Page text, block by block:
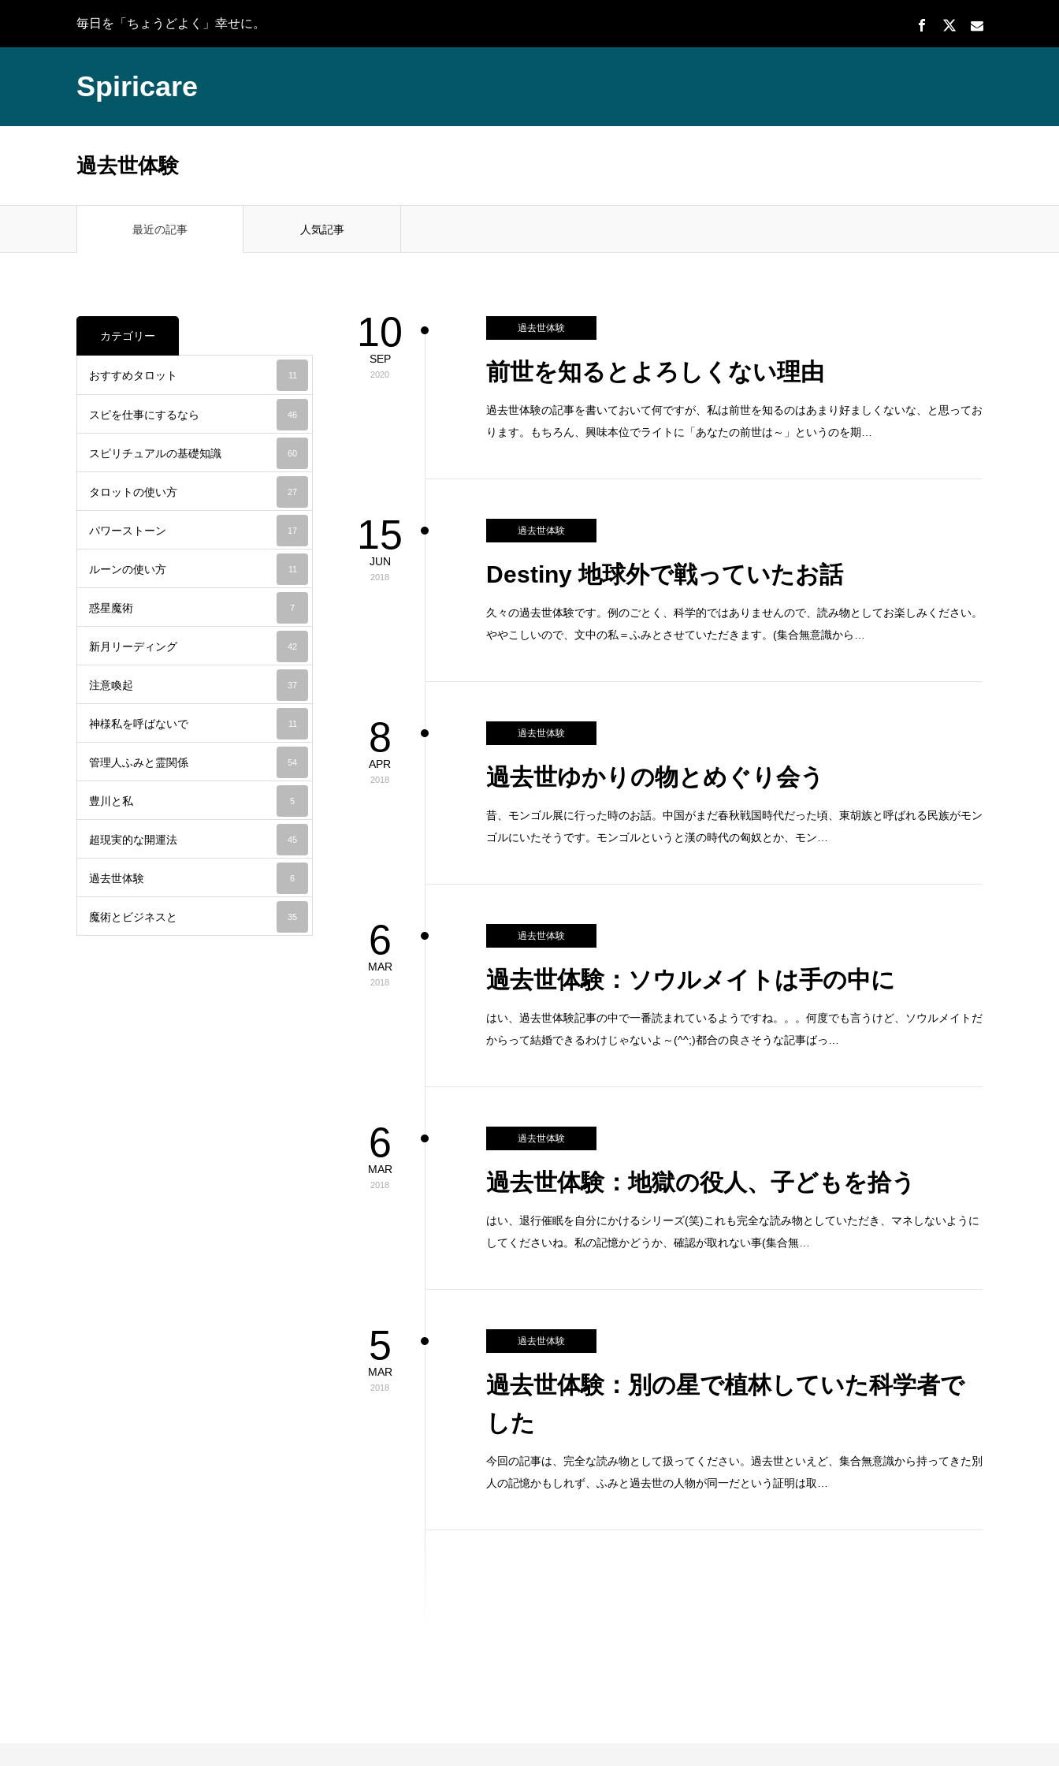
毎日を「ちょうどよく」幸せに。
Spiricare
過去世体験
最近の記事 人気記事
10
SEP
2020
過去世体験
前世を知るとよろしくない理由
過去世体験の記事を書いておいて何ですが、私は前世を知るのはあまり好ましくないな、と思ってお
ります。もちろん、興味本位でライトに「あなたの前世は～」というのを期…
15
JUN
2018
過去世体験
Destiny 地球外で戦っていたお話
久々の過去世体験です。例のごとく、科学的ではありませんので、読み物としてお楽しみください。
ややこしいので、文中の私＝ふみとさせていただきます。(集合無意識から…
8
APR
2018
過去世体験
過去世ゆかりの物とめぐり会う
昔、モンゴル展に行った時のお話。中国がまだ春秋戦国時代だった頃、東胡族と呼ばれる民族がモン
ゴルにいたそうです。モンゴルというと漢の時代の匈奴とか、モン…
6
MAR
2018
過去世体験
過去世体験：ソウルメイトは手の中に
はい、過去世体験記事の中で一番読まれているようですね。。。何度でも言うけど、ソウルメイトだ
からって結婚できるわけじゃないよ～(^^;)都合の良さそうな記事ばっ…
6
MAR
2018
過去世体験
過去世体験：地獄の役人、子どもを拾う
はい、退行催眠を自分にかけるシリーズ(笑)これも完全な読み物としていただき、マネしないように
してくださいね。私の記憶かどうか、確認が取れない事(集合無…
5
MAR
2018
過去世体験
過去世体験：別の星で植林していた科学者で
した
今回の記事は、完全な読み物として扱ってください。過去世といえど、集合無意識から持ってきた別
人の記憶かもしれず、ふみと過去世の人物が同一だという証明は取…
カテゴリー
おすすめタロット 11
スピを仕事にするなら 46
スピリチュアルの基礎知識 60
タロットの使い方 27
パワーストーン 17
ルーンの使い方 11
惑星魔術 7
新月リーディング 42
注意喚起 37
神様私を呼ばないで 11
管理人ふみと霊関係 54
豊川と私 5
超現実的な開運法 45
過去世体験 6
魔術とビジネスと 35